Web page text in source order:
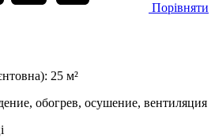
Порівняти
: 25 м²
обогрев, осушение, вентиляция